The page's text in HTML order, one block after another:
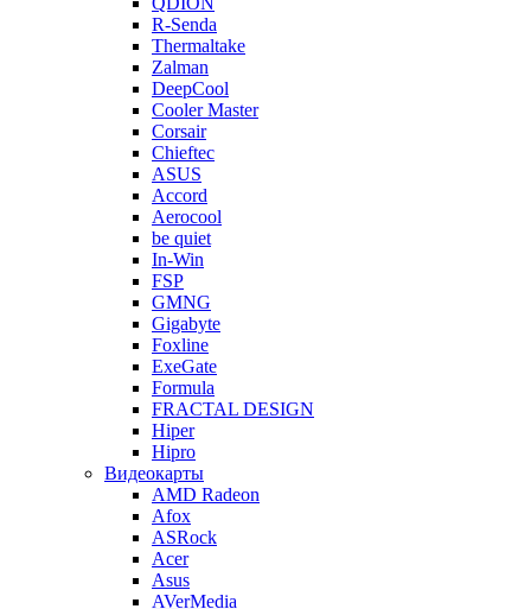
R-Senda
Thermaltake
Zalman
DeepCool
Cooler Master
Corsair
Chieftec
ASUS
Accord
Aerocool
be quiet
In-Win
FSP
GMNG
Gigabyte
Foxline
ExeGate
Formula
FRACTAL DESIGN
Hiper
Hipro
Видеокарты
AMD Radeon
Afox
ASRock
Acer
Asus
AVerMedia